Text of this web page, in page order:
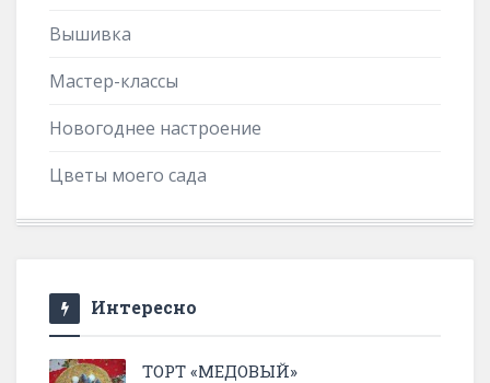
Вышивка
Мастер-классы
Новогоднее настроение
Цветы моего сада
Интересно
ТОРТ «МЕДОВЫЙ»